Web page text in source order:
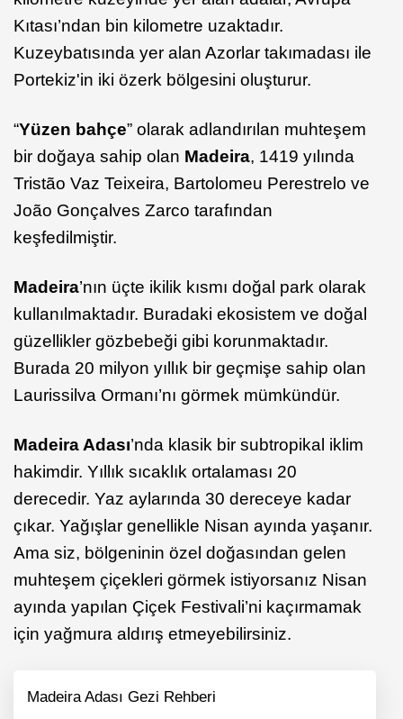
Kıtası’ndan bin kilometre uzaktadır.
Kuzeybatısında yer alan Azorlar takımadası ile
Portekiz'in iki özerk bölgesini oluşturur.
“Yüzen bahçe” olarak adlandırılan muhteşem
bir doğaya sahip olan Madeira, 1419 yılında
Tristão Vaz Teixeira, Bartolomeu Perestrelo ve
João Gonçalves Zarco tarafından
keşfedilmiştir.
Madeira’nın üçte ikilik kısmı doğal park olarak
kullanılmaktadır. Buradaki ekosistem ve doğal
güzellikler gözbebeği gibi korunmaktadır.
Burada 20 milyon yıllık bir geçmişe sahip olan
Laurissilva Ormanı’nı görmek mümkündür.
Madeira Adası’nda klasik bir subtropikal iklim
hakimdir. Yıllık sıcaklık ortalaması 20
derecedir. Yaz aylarında 30 dereceye kadar
çıkar. Yağışlar genellikle Nisan ayında yaşanır.
Ama siz, bölgeninin özel doğasından gelen
muhteşem çiçekleri görmek istiyorsanız Nisan
ayında yapılan Çiçek Festivali’ni kaçırmamak
için yağmura aldırış etmeyebilirsiniz.
Madeira Adası Gezi Rehberi